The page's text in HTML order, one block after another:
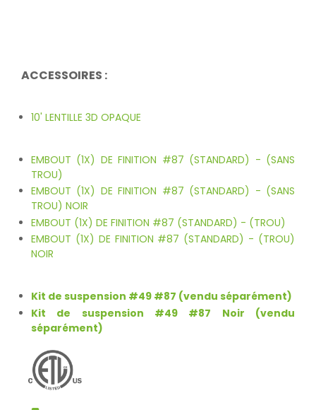
ACCESSOIRES :
10' LENTILLE 3D OPAQUE
EMBOUT (1X) DE FINITION #87 (STANDARD) - (SANS
TROU)
EMBOUT (1X) DE FINITION #87 (STANDARD) - (SANS
TROU) NOIR
EMBOUT (1X) DE FINITION #87 (STANDARD) - (TROU)
EMBOUT (1X) DE FINITION #87 (STANDARD) - (TROU)
NOIR
Kit de suspension #49 #87 (vendu séparément)
Kit de suspension #49 #87 Noir (vendu
séparément)